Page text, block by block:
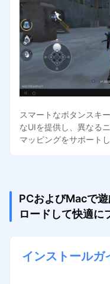
スマートなボタンスキ
なUIを提供し、異なる
マッピングをサポートし
PCおよびMacで
ロードして快適に
インストールガ